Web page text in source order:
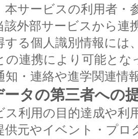
本サービスの利用者・
該外部サービスから連
する個人識別情報には
の連携により可能と
知・連絡や進学関連情
ータの第三者への
ス利用の目的達成や利
供元やイベント・プロ